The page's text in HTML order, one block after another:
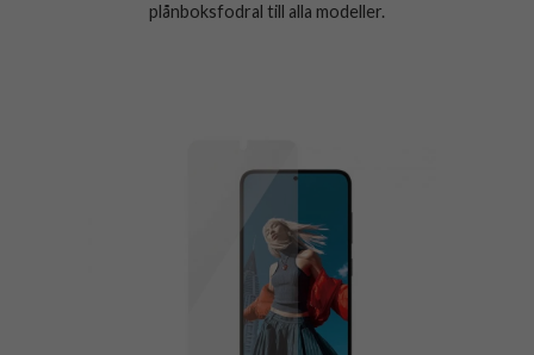
plånboksfodral till alla modeller.